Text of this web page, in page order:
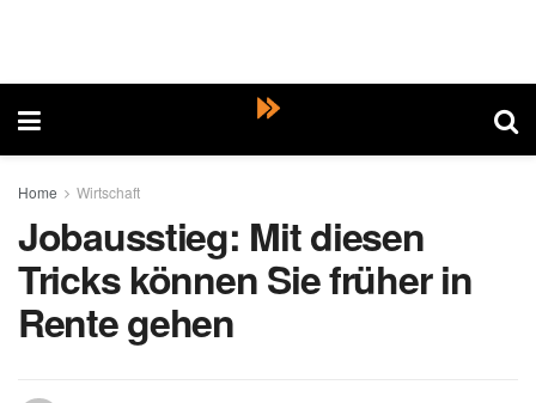
Home Wirtschaft
Jobausstieg: Mit diesen
Tricks können Sie früher in
Rente gehen